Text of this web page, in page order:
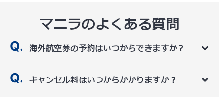
マニラのよくある質問
海外航空券の予約はいつからできますか？
キャンセル料はいつからかかりますか？